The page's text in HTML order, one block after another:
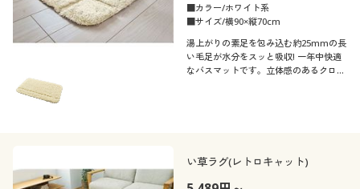
■カラー/ホワイト系
■サイズ/横90×縦70cm
湯上がりの素足を包み込む約25mmの長
い毛足が水分をスッと吸収! 一年中快適
なバスマットです。立体感のあるクロス
い草ラグ(レトロキャット)